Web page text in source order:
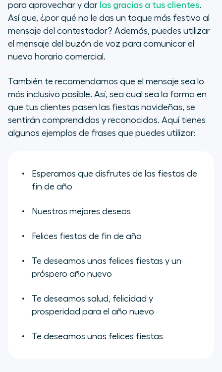
para aprovechar y dar las gracias a tus clientes.
Así que, ¿por qué no le das un toque más festivo al
mensaje del contestador? Además, puedes utilizar
el mensaje del buzón de voz para comunicar el
nuevo horario comercial.
También te recomendamos que el mensaje sea lo
más inclusivo posible. Así, sea cual sea la forma en
que tus clientes pasen las fiestas navideñas, se
sentirán comprendidos y reconocidos. Aquí tienes
algunos ejemplos de frases que puedes utilizar:
Esperamos que disfrutes de las fiestas de
fin de año
Nuestros mejores deseos
Felices fiestas de fin de año
Te deseamos unas felices fiestas y un
próspero año nuevo
Te deseamos salud, felicidad y
prosperidad para el año nuevo
Te deseamos unas felices fiestas